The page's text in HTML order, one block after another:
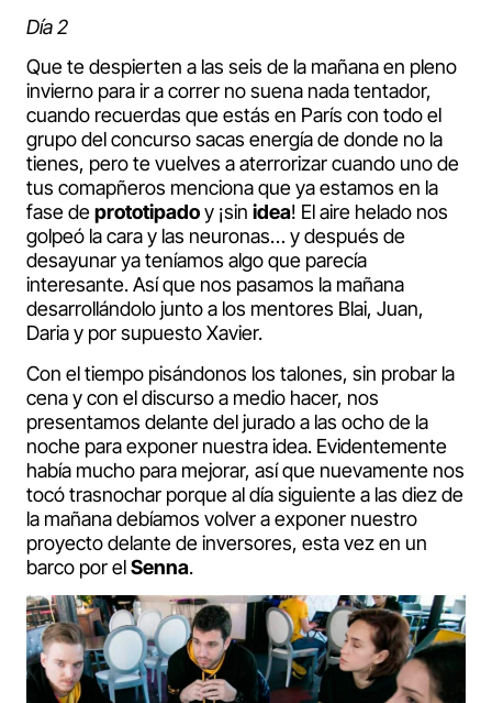
Día 2
Que te despierten a las seis de la mañana en pleno
invierno para ir a correr no suena nada tentador,
cuando recuerdas que estás en París con todo el
grupo del concurso sacas energía de donde no la
tienes, pero te vuelves a aterrorizar cuando uno de
tus comapñeros menciona que ya estamos en la
fase deprototipadoy ¡sin idea! El aire helado nos
golpeó la cara y las neuronas… y después de
desayunar ya teníamos algo que parecía
interesante. Así que nos pasamos la mañana
desarrollándolo junto a los mentores Blai, Juan,
Daria y por supuesto Xavier.
Con el tiempo pisándonos los talones, sin probar la
cena y con el discurso a medio hacer, nos
presentamos delante del jurado a las ocho de la
noche para exponer nuestra idea. Evidentemente
había mucho para mejorar, así que nuevamente nos
tocó trasnochar porque al día siguiente a las diez de
la mañana debíamos volver a exponer nuestro
proyecto delante de inversores, esta vez en un
barco por elSenna.